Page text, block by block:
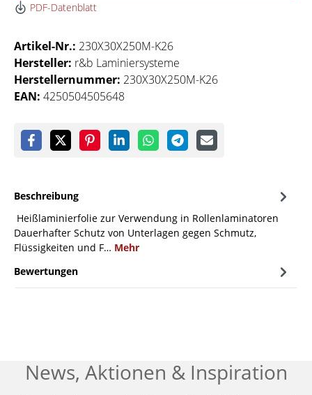
PDF-Datenblatt
Artikel-Nr.: 230X30X250M-K26
Hersteller: r&b Laminiersysteme
Herstellernummer: 230X30X250M-K26
EAN: 4250504505648
Beschreibung
Heißlaminierfolie zur Verwendung in Rollenlaminatoren
Dauerhafter Schutz von Unterlagen gegen Schmutz,
Flüssigkeiten und F… Mehr
Bewertungen
News, Aktionen & Inspiration